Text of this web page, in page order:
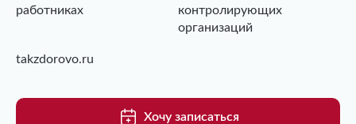
работниках
контролирующих
организаций
takzdorovo.ru
Хочу записаться